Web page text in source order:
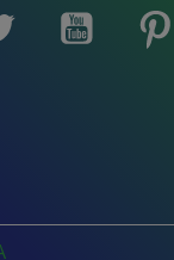
Twitter YouTube